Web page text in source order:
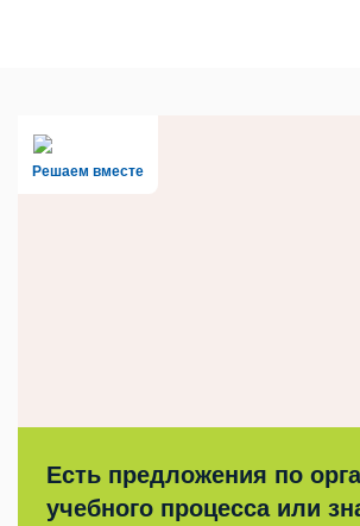
Решаем вместе
Есть предложения по
учебного процесса или